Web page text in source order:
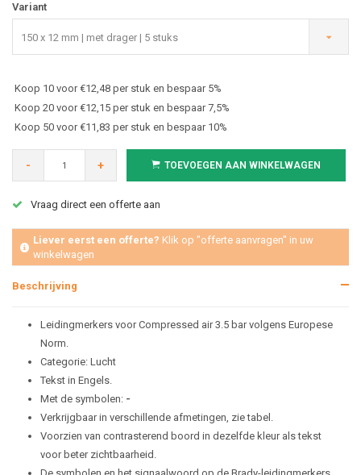
Variant
150 x 12 mm | met drager | 5 stuks
Koop 10 voor €12,48 per stuk en bespaar 5%
Koop 20 voor €12,15 per stuk en bespaar 7,5%
Koop 50 voor €11,83 per stuk en bespaar 10%
- + TOEVOEGEN AAN WINKELWAGEN
Vraag direct een offerte aan
Liever eerst een offerte? Klik op "offerte aanvragen" in uw
winkelwagen
Beschrijving
Leidingmerkers voor Compressed air 3.5 bar volgens Europese
Norm.
Categorie: Lucht
Tekst in Engels.
Met de symbolen: -
Verkrijgbaar in verschillende afmetingen, zie tabel.
Voorzien van contrasterend boord in dezelfde kleur als tekst
voor beter zichtbaarheid.